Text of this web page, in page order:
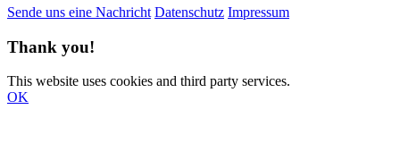
Sende uns eine Nachricht Datenschutz Impressum
Thank you!
This website uses cookies and third party services.
OK